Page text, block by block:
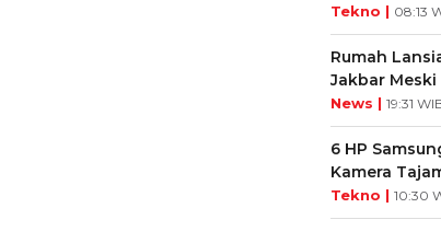
Tekno | 08:13
Rumah
Jakbar
News | 19:31
6 HP
Kamera
Tekno | 10:30